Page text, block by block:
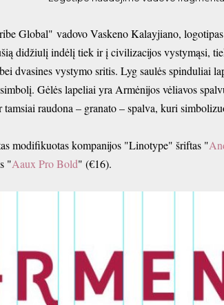
Global" vadovo Vaskeno Kalayjiano,
didžiulį indėlį tiek ir į civilizacijos vystymąsi,
dvasines vystymo sritis. Lyg saulės spinduliai
Gėlės lapeliai yra Armėnijos vėliavos
tamsiai raudona – granato – spalva, kuri
modifikuotas kompanijos "Linotype" šriftas "
"Aaux Pro Bold" (€16).